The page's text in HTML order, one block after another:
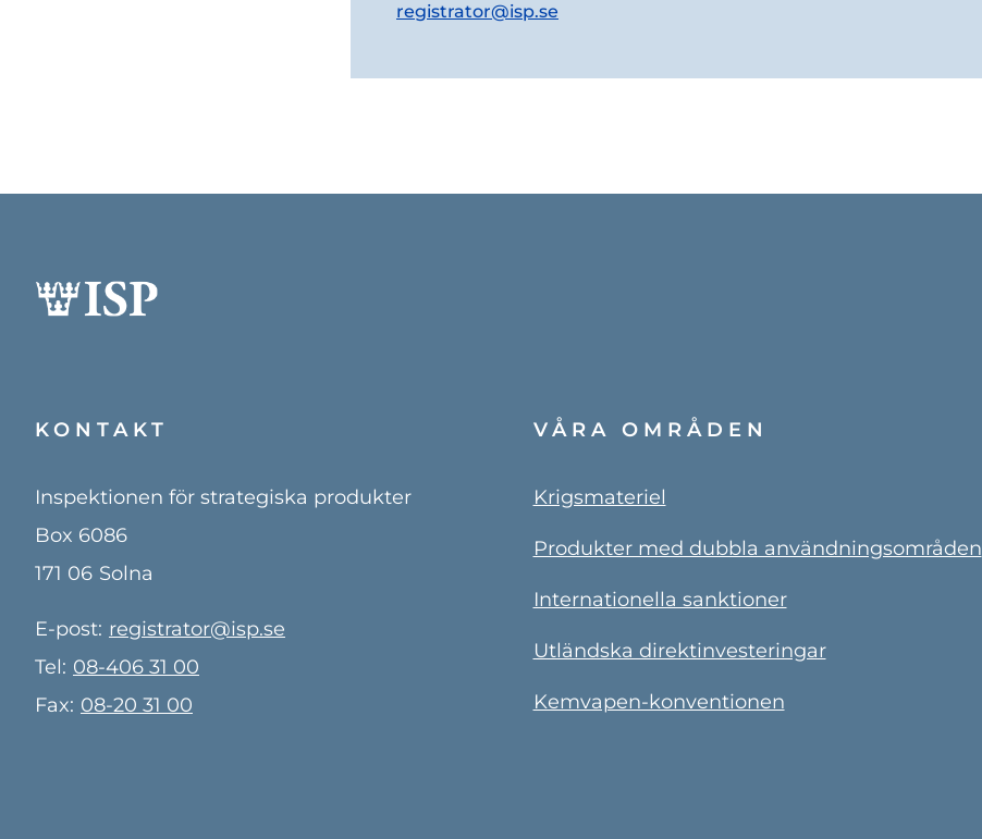
registrator@isp.se
KONTAKT
Inspektionen för strategiska produkter
Box 6086
171 06 Solna
E-post: registrator@isp.se
Tel: 08-406 31 00
Fax: 08-20 31 00
VÅRA OMRÅDEN
Krigsmateriel
Produkter med dubbla användningsområden
Internationella sanktioner
Utländska direktinvesteringar
Kemvapen-konventionen